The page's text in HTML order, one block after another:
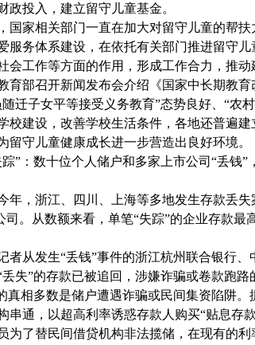
政投入，建立留守儿童基金。
家相关部门一直在加大对留守儿童的帮扶
服务体系建设，在依托有关部门推进留守
会工作等方面的作用，形成工作合力，推动
育部召开新闻发布会介绍《国家中长期教
迁子女平等接受义务教育”态势良好、 “农
校建设，改善学校生活条件，各地还普遍
留守儿童健康成长进一步营造出良好环境。
踪” ：数十位个人储户和多家上市公司 “丢钱”
，浙江、四川、上海等多地发生存款丢失
司。从数额来看，单笔“失踪”的企业存款最
从发生“丢钱”事件的浙江杭州联合银行
丢失”的存款已被追回，涉嫌诈骗或卷款跑路
真相多数是储户遭遇诈骗或民间集资陷阱
串通，以超高利率诱惑存款人购买“贴息存款
为了替民间借贷机构非法揽储，在现有的利